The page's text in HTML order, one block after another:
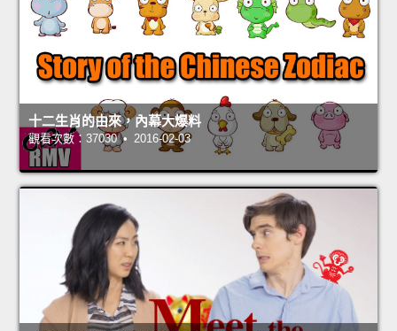
十二生肖的由來，內幕大爆料
觀看次數：37030 • 2016-02-03